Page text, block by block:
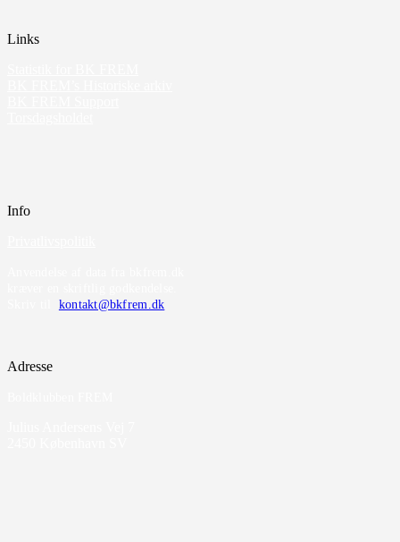
Links
Info
kontakt@bkfrem.dk
Adresse